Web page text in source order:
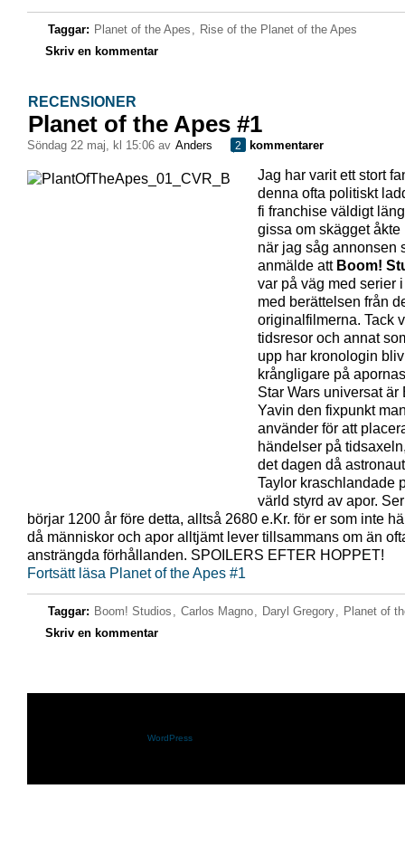
Taggar: Planet of the Apes , Rise of the Planet of the Apes
Skriv en kommentar
RECENSIONER
Planet of the Apes #1
söndag 22 maj, kl 15:06 av Anders 2 kommentarer
Jag har varit ett stort
denna ofta politiskt
fi franchise väldigt
gissa om skägget åkte
när jag såg annonsen
anmälde att Boom!
var på väg med serier
med berättelsen från
originalfilmerna. Tack
tidsresor och annat
upp har kronologin
krångligare på
Star Wars universat är
Yavin den fixpunkt
använder för att
händelser på
det dagen då
Taylor kraschlandade
värld styrd av apor.
börjar 1200 år före detta, alltså 2680 e.Kr. för er som inte
då människor och apor alltjämt lever tillsammans om än
ansträngda förhållanden. SPOILERS EFTER HOPPET!
Fortsätt läsa Planet of the Apes #1
Taggar: Boom! Studios , Carlos Magno, Daryl Gregory, Planet of
Skriv en kommentar
WordPress